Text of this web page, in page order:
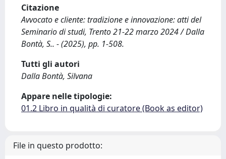
Citazione
Avvocato e cliente: tradizione e innovazione: atti del
Seminario di studi, Trento 21-22 marzo 2024 / Dalla
Bontà, S.. - (2025), pp. 1-508.
Tutti gli autori
Dalla Bontà, Silvana
Appare nelle tipologie:
01.2 Libro in qualità di curatore (Book as editor)
File in questo prodotto: